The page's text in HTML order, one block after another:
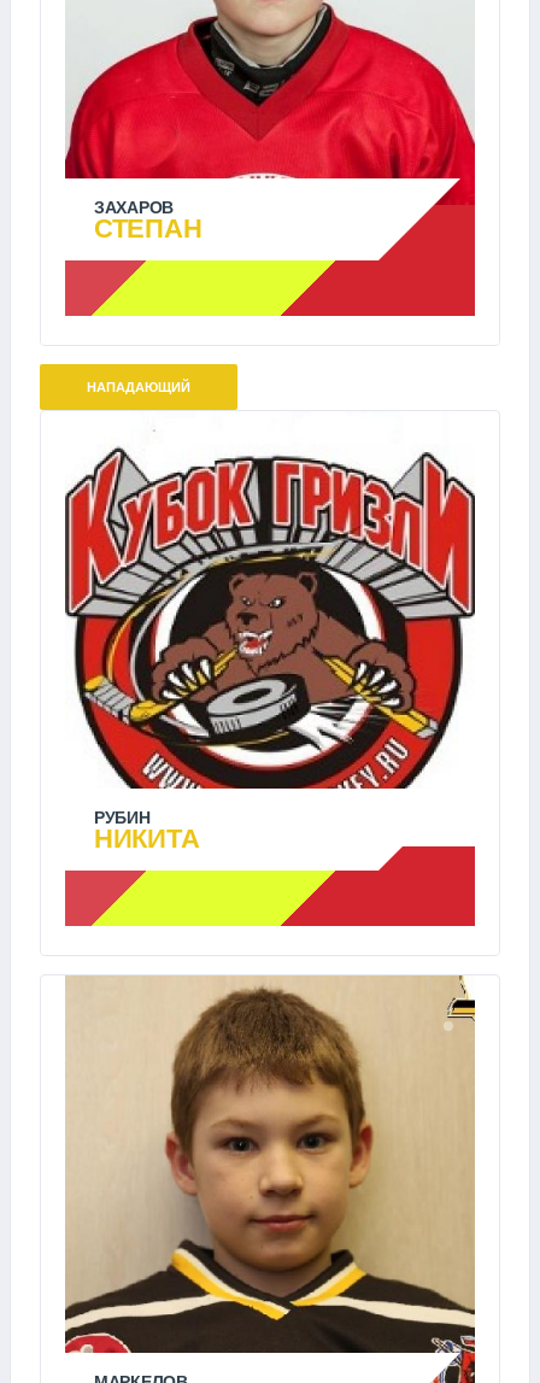
ЗАХАРОВ
СТЕПАН
НАПАДАЮЩИЙ
РУБИН
НИКИТА